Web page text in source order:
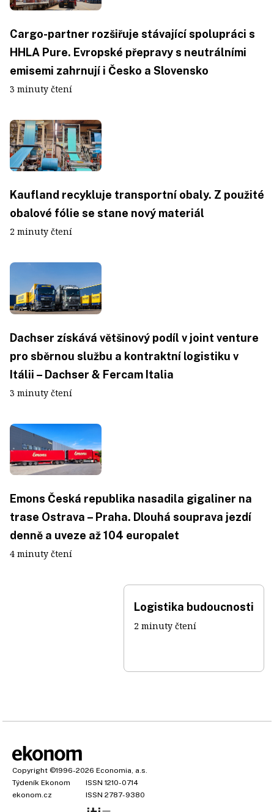
Cargo-partner rozšiřuje stávající spolupráci s
HHLA Pure. Evropské přepravy s neutrálními
emisemi zahrnují i Česko a Slovensko
3 minuty čtení
Kaufland recykluje transportní obaly. Z použité
obalové fólie se stane nový materiál
2 minuty čtení
Dachser získává většinový podíl v joint venture
pro sběrnou službu a kontraktní logistiku v
Itálii – Dachser & Fercam Italia
3 minuty čtení
Emons Česká republika nasadila gigaliner na
trase Ostrava – Praha. Dlouhá souprava jezdí
denně a uveze až 104 europalet
4 minuty čtení
Logistika budoucnosti
2 minuty čtení
Copyright ©1996-2026 Economia, a.s.
Týdeník Ekonom
ISSN 1210-0714
ekonom.cz
ISSN 2787-9380